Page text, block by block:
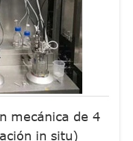
mecánica de 4
in situ)